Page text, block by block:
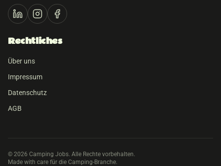
Rechtliches
Über uns
Impressum
Datenschutz
AGB
© 2026 Camping Jobs. Alle Rechte vorbehalten.
Made with care für die Camping-Branche.